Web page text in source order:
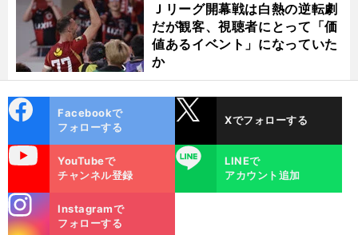
Ｊリーグ開幕戦は白熱の逆転劇
だが観客、視聴者にとって「価
値あるイベント」になっていた
か
ok
Facebookで
フォローする
Xでフォローする
YouTubeで
チャンネル登録
LINE
LINEで
アカウント追加
m
Instagramで
フォローする